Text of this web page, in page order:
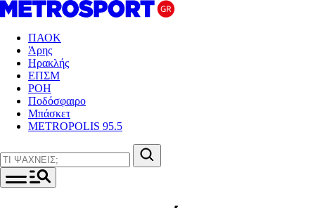
ΠΑΟΚ
Άρης
Ηρακλής
ΕΠΣΜ
ΡΟΗ
Ποδόσφαιρο
Μπάσκετ
METROPOLIS 95.5